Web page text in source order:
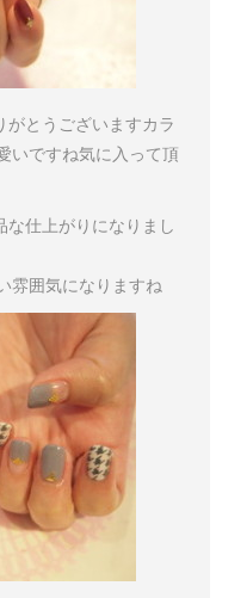
がとうございますカラ
いですね気に入って頂
な仕上がりになりまし
雰囲気になりますね